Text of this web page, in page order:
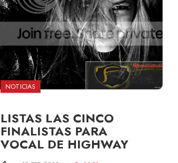
NOTICIAS
LISTAS LAS CINCO
FINALISTAS PARA
VOCAL DE HIGHWAY